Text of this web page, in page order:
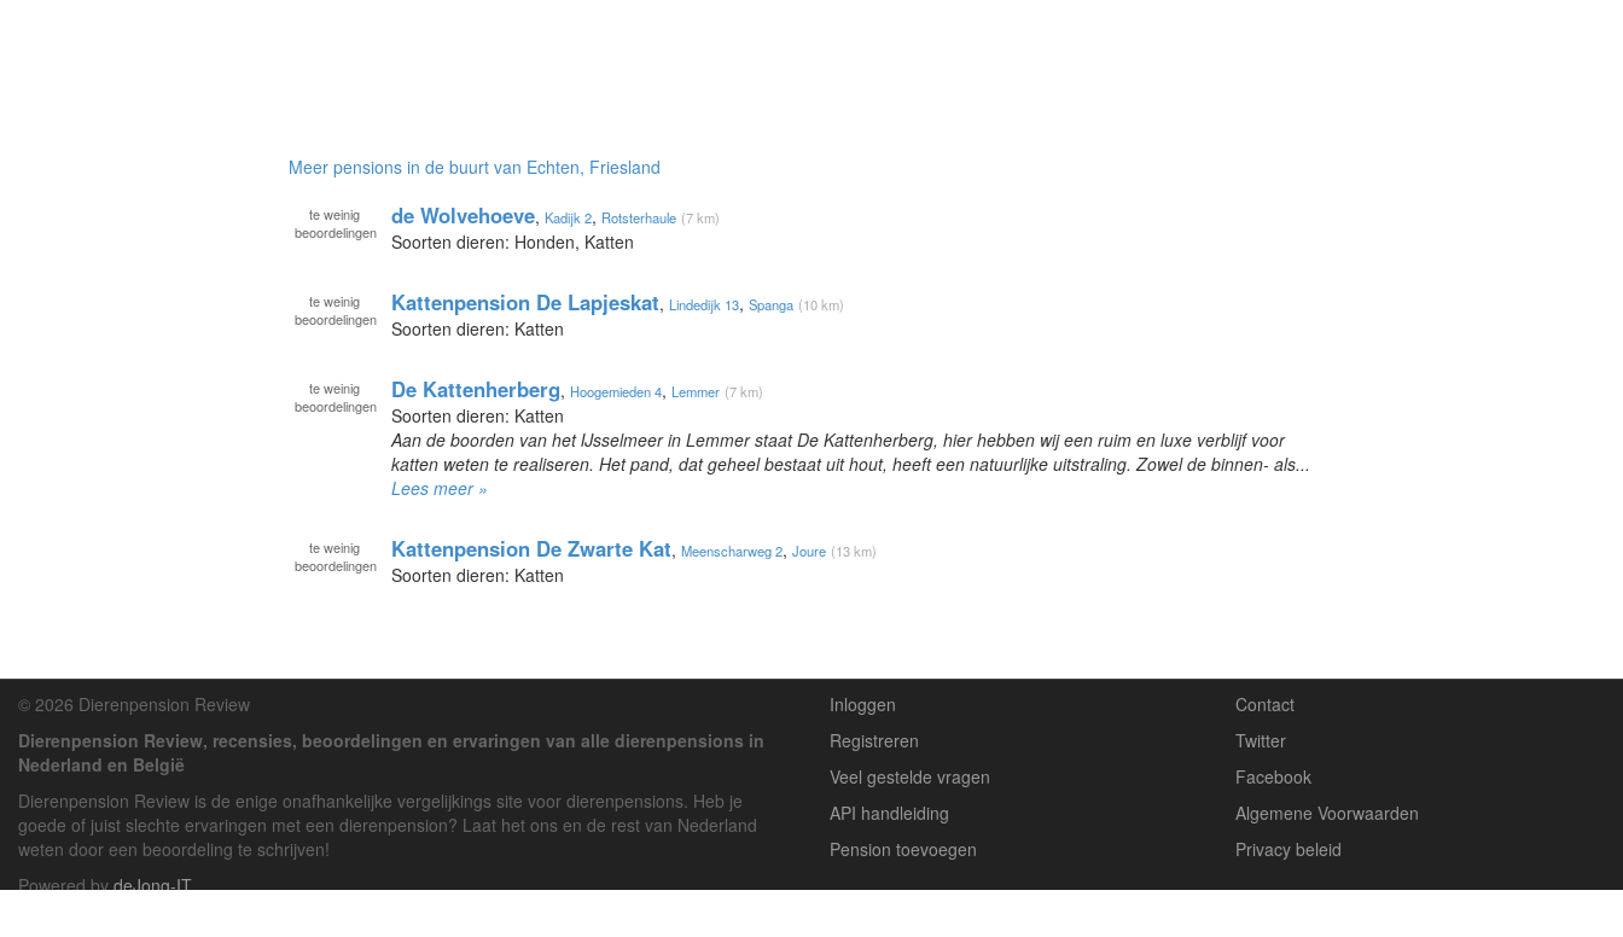
Meer pensions in de buurt van Echten, Friesland
te weinig
beoordelingen
de Wolvehoeve, Kadijk 2, Rotsterhaule (7 km)
Soorten dieren: Honden, Katten
te weinig
beoordelingen
Kattenpension De Lapjeskat, Lindedijk 13, Spanga (10 km)
Soorten dieren: Katten
te weinig
beoordelingen
De Kattenherberg, Hoogemieden 4, Lemmer (7 km)
Soorten dieren: Katten
Aan de boorden van het IJsselmeer in Lemmer staat De Kattenherberg, hier hebben wij een ruim en luxe verblijf voor
katten weten te realiseren. Het pand, dat geheel bestaat uit hout, heeft een natuurlijke uitstraling. Zowel de binnen- als...
Lees meer »
te weinig
beoordelingen
Kattenpension De Zwarte Kat, Meenscharweg 2, Joure (13 km)
Soorten dieren: Katten
© 2026 Dierenpension Review
Dierenpension Review, recensies, beoordelingen en ervaringen van alle dierenpensions in
Nederland en België
Dierenpension Review is de enige onafhankelijke vergelijkings site voor dierenpensions. Heb je
goede of juist slechte ervaringen met een dierenpension? Laat het ons en de rest van Nederland
weten door een beoordeling te schrijven!
Powered bydeJong-IT
Inloggen
Registreren
Veel gestelde vragen
API handleiding
Pension toevoegen
Contact
Twitter
Facebook
Algemene Voorwaarden
Privacy beleid